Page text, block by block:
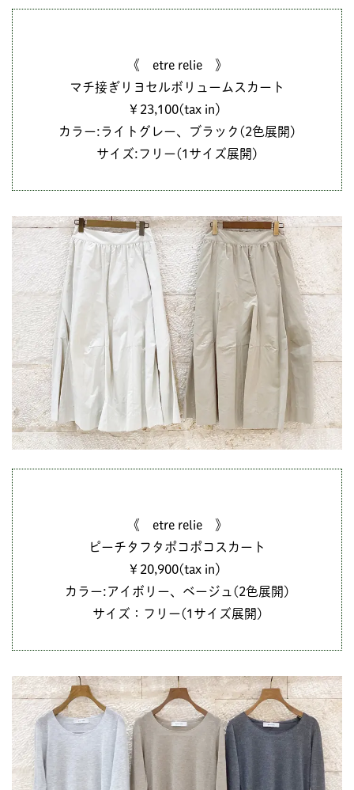
《 etre relie 》
マチ接ぎリヨセルボリュームスカート
￥23,100(tax in）
カラー:ライトグレー、ブラック(2色展開)
サイズ:フリー(1サイズ展開)
《 etre relie 》
ピーチタフタポコポコスカート
￥20,900(tax in）
カラー:アイボリー、ベージュ(2色展開)
サイズ：フリー(1サイズ展開)